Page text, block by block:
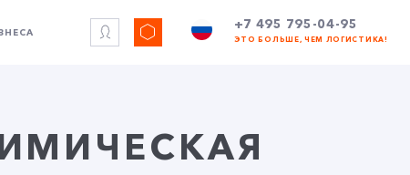
+7 495 795-04-95
ЭТО БОЛЬШЕ, ЧЕМ ЛОГИСТИКА!